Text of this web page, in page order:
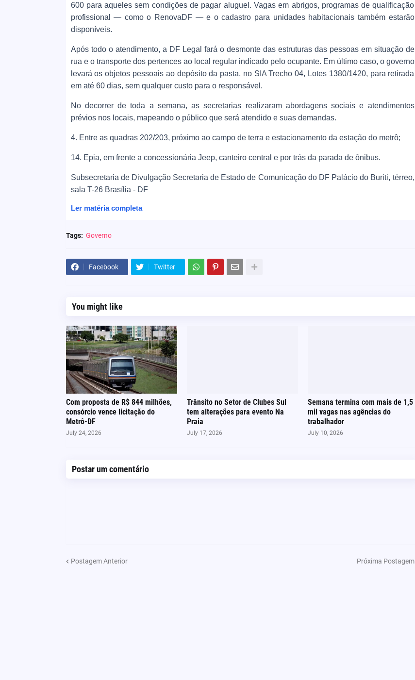
600 para aqueles sem condições de pagar aluguel. Vagas em abrigos, programas de qualificação
profissional — como o RenovaDF — e o cadastro para unidades habitacionais também estarão
disponíveis.
Após todo o atendimento, a DF Legal fará o desmonte das estruturas das pessoas em situação de
rua e o transporte dos pertences ao local regular indicado pelo ocupante. Em último caso, o governo
levará os objetos pessoais ao depósito da pasta, no SIA Trecho 04, Lotes 1380/1420, para retirada
em até 60 dias, sem qualquer custo para o responsável.
No decorrer de toda a semana, as secretarias realizaram abordagens sociais e atendimentos
prévios nos locais, mapeando o público que será atendido e suas demandas.
4. Entre as quadras 202/203, próximo ao campo de terra e estacionamento da estação do metrô;
14. Epia, em frente a concessionária Jeep, canteiro central e por trás da parada de ônibus.
Subsecretaria de Divulgação Secretaria de Estado de Comunicação do DF Palácio do Buriti, térreo,
sala T-26 Brasília - DF
Ler matéria completa
Tags: Governo
Facebook Twitter
You might like
Com proposta de R$ 844 milhões,
consórcio vence licitação do
Metrô-DF
July 24, 2026
Trânsito no Setor de Clubes Sul
tem alterações para evento Na
Praia
July 17, 2026
Semana termina com mais de 1,5
mil vagas nas agências do
trabalhador
July 10, 2026
Postar um comentário
Postagem Anterior Próxima Postagem